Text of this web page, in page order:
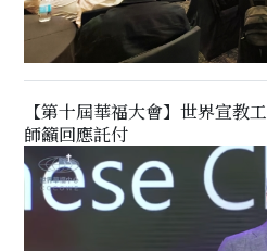
【第十屆華福大會】世界宣教
師籲回應託付